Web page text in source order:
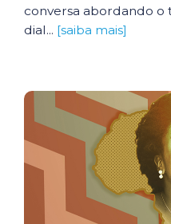
conversa abordando o
dial... [saiba mais]